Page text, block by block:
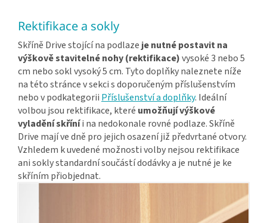
Rektifikace a sokly
Skříně Drive stojící na podlazeje nutné postavit na
výškově stavitelné nohy (rektifikace)vysoké 3 nebo 5
cm nebo sokl vysoký 5 cm. Tyto doplňky naleznete níže
na této stránce v sekci s doporučeným příslušenstvím
nebo v podkategoriiPříslušenství a doplňky. Ideální
volbou jsou rektifikace, které umožňují výškové
vyladění skříníi na nedokonale rovné podlaze. Skříně
Drive mají ve dně pro jejich osazení již předvrtané otvory.
Vzhledem k uvedené možnosti volby nejsou rektifikace
ani sokly standardní součástí dodávky a je nutné je ke
skříním přiobjednat.